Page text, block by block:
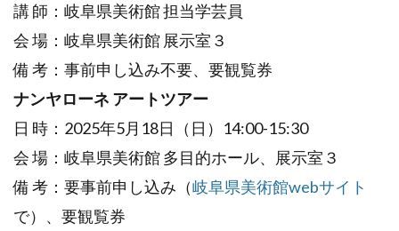
講 師：岐阜県美術館 担当学芸員
会 場：岐阜県美術館 展示室３
備 考：事前申し込み不要、要観覧券
ナンヤローネ アートツアー
日 時：2025年5月18日（日）14:00-15:30
会 場：岐阜県美術館 多目的ホール、展示室３
備 考：要事前申し込み（岐阜県美術館webサイト
で）、要観覧券